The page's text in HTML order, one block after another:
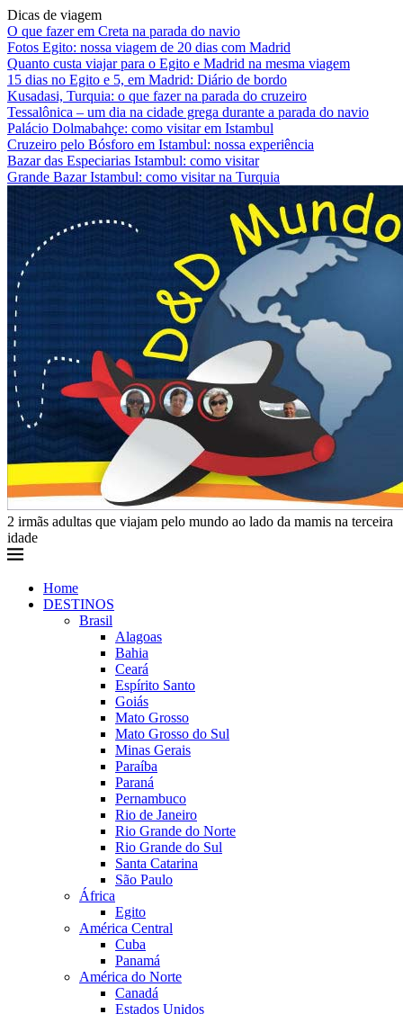
Dicas de viagem
O que fazer em Creta na parada do navio
Fotos Egito: nossa viagem de 20 dias com Madrid
Quanto custa viajar para o Egito e Madrid na mesma viagem
15 dias no Egito e 5, em Madrid: Diário de bordo
Kusadasi, Turquia: o que fazer na parada do cruzeiro
Tessalônica – um dia na cidade grega durante a parada do navio
Palácio Dolmabahçe: como visitar em Istambul
Cruzeiro pelo Bósforo em Istambul: nossa experiência
Bazar das Especiarias Istambul: como visitar
Grande Bazar Istambul: como visitar na Turquia
2 irmãs adultas que viajam pelo mundo ao lado da mamis na terceira
idade
Home
DESTINOS
Brasil
Alagoas
Bahia
Ceará
Espírito Santo
Goiás
Mato Grosso
Mato Grosso do Sul
Minas Gerais
Paraíba
Paraná
Pernambuco
Rio de Janeiro
Rio Grande do Norte
Rio Grande do Sul
Santa Catarina
São Paulo
África
Egito
América Central
Cuba
Panamá
América do Norte
Canadá
Estados Unidos